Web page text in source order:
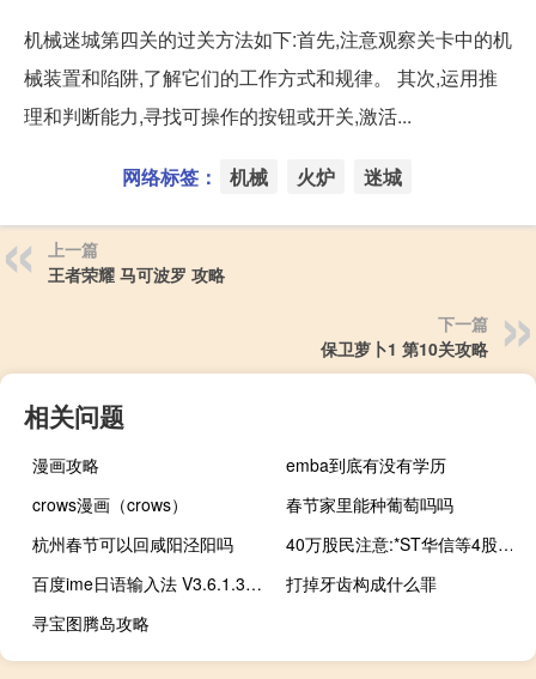
机械迷城第四关的过关方法如下:首先,注意观察关卡中的机
械装置和陷阱,了解它们的工作方式和规律。 其次,运用推
理和判断能力,寻找可操作的按钮或开关,激活...
网络标签： 机械 火炉 迷城
上一篇
王者荣耀 马可波罗 攻略
下一篇
保卫萝卜1 第10关攻略
相关问题
漫画攻略
emba到底有没有学历
crows漫画（crows）
春节家里能种葡萄吗吗
杭州春节可以回咸阳泾阳吗
40万股民注意:*ST华信等4股跌破1元面值 64股低于2元
百度ime日语输入法 V3.6.1.3 官方版（百度ime日语输入法 V3.6.1.3 官方版功能简介）
打掉牙齿构成什么罪
寻宝图腾岛攻略